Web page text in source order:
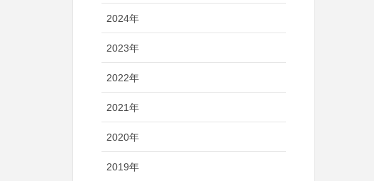
2024年
2023年
2022年
2021年
2020年
2019年